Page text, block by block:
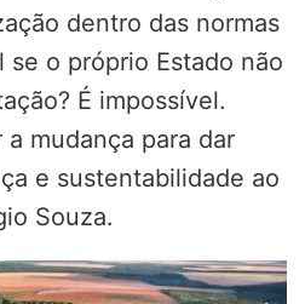
dentro das normas
se o próprio Estado não
É impossível.
mudança para dar
e sustentabilidade ao
Souza.